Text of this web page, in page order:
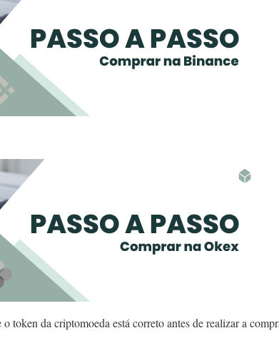
token da criptomoeda está correto antes de realizar a